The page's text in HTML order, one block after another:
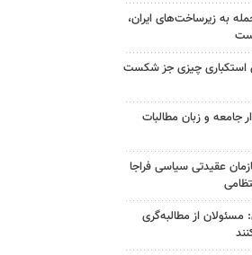
به زیرساخت‌های ایران،
چیزی جز شکست
جامعه و زبان مطالبات
عقیدتی سیاسی فراجا
مسئولان از مطالبه‌گری